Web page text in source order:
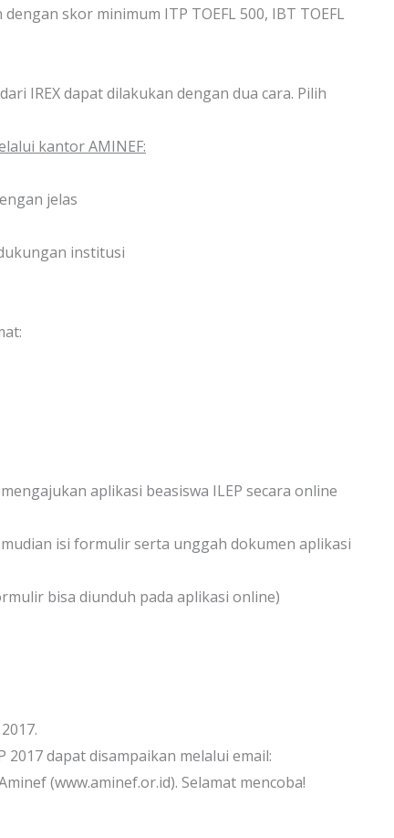
skor minimum ITP TOEFL 500, IBT TOEFL
IREX dapat dilakukan dengan dua cara. Pilih
kantor AMINEF:
jelas
institusi
aplikasi beasiswa ILEP secara online
isi formulir serta unggah dokumen aplikasi
bisa diunduh pada aplikasi online)
dapat disampaikan melalui email:
(www.aminef.or.id). Selamat mencoba!
negeri langsung dari emailmu? Isi nama dan email di
bawah ini ya: